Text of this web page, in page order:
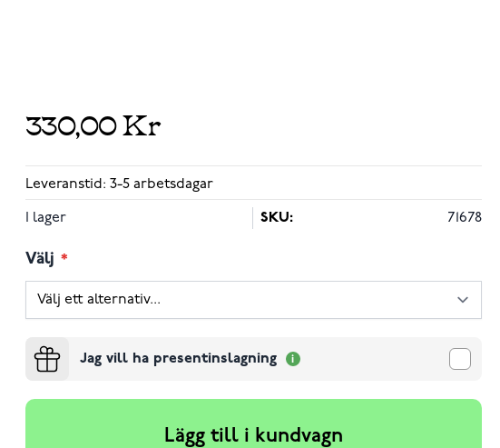
330,00 Kr
Leveranstid: 3-5 arbetsdagar
I lager SKU: 71678
Välj
Jag vill ha presentinslagning
Lägg till i kundvagn